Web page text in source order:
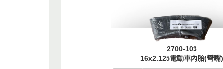
2700-103
16x2.125電動車內胎(彎嘴)